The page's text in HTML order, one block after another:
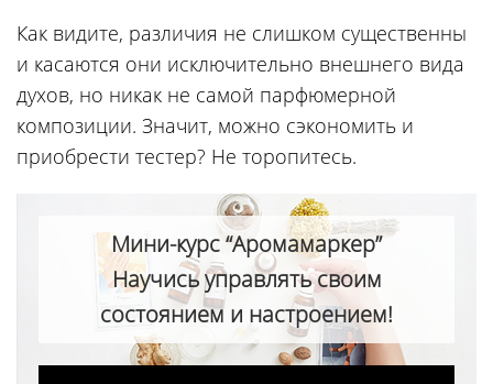
Как видите, различия не слишком существенны
и касаются они исключительно внешнего вида
духов, но никак не самой парфюмерной
композиции. Значит, можно сэкономить и
приобрести тестер? Не торопитесь.
Мини-курс “Аромамаркер”
Научись управлять своим
состоянием и настроением!